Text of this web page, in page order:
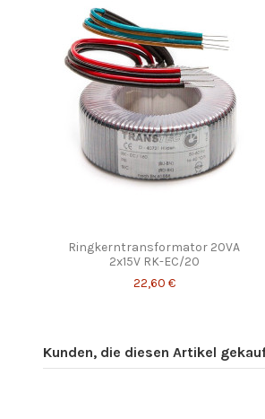
Ringkerntransformator 20VA
2x15V RK-EC/20
22,60 €
Kunden, die diesen Artikel